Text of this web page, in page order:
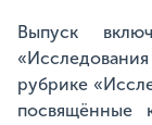
Выпуск
рубрике
посвящённые